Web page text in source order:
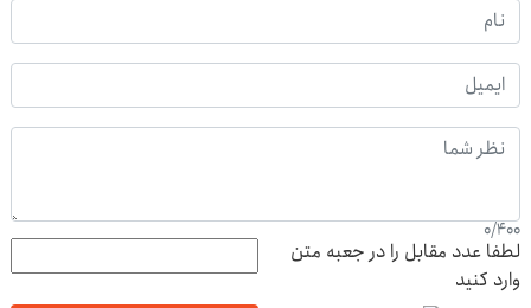
0/400
لطفا عدد مقابل را در جعبه متن
وارد کنید